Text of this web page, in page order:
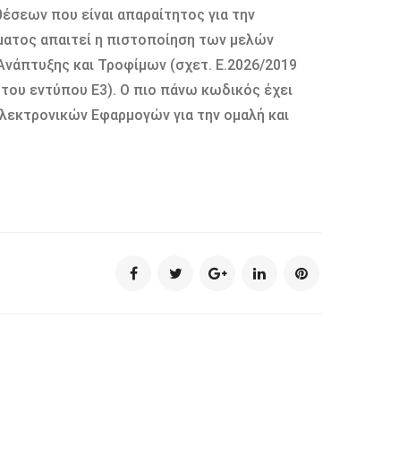
που είναι απαραίτητος για την
απαιτεί η πιστοποίηση των μελών
και Τροφίμων (σχετ. Ε.2026/2019
εντύπου Ε3). Ο πιο πάνω κωδικός έχει
Εφαρμογών για την ομαλή και